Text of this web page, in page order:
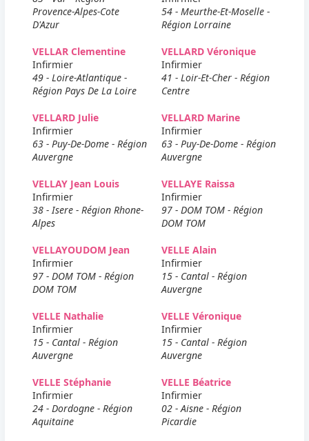
Provence-Alpes-Cote
D'Azur
54 - Meurthe-Et-Moselle -
Région Lorraine
VELLAR Clementine
Infirmier
49 - Loire-Atlantique -
Région Pays De La Loire
VELLARD Véronique
Infirmier
41 - Loir-Et-Cher - Région
Centre
VELLARD Julie
Infirmier
63 - Puy-De-Dome - Région
Auvergne
VELLARD Marine
Infirmier
63 - Puy-De-Dome - Région
Auvergne
VELLAY Jean Louis
Infirmier
38 - Isere - Région Rhone-
Alpes
VELLAYE Raissa
Infirmier
97 - DOM TOM - Région
DOM TOM
VELLAYOUDOM Jean
Infirmier
97 - DOM TOM - Région
DOM TOM
VELLE Alain
Infirmier
15 - Cantal - Région
Auvergne
VELLE Nathalie
Infirmier
15 - Cantal - Région
Auvergne
VELLE Véronique
Infirmier
15 - Cantal - Région
Auvergne
VELLE Stéphanie
Infirmier
24 - Dordogne - Région
Aquitaine
VELLE Béatrice
Infirmier
02 - Aisne - Région
Picardie